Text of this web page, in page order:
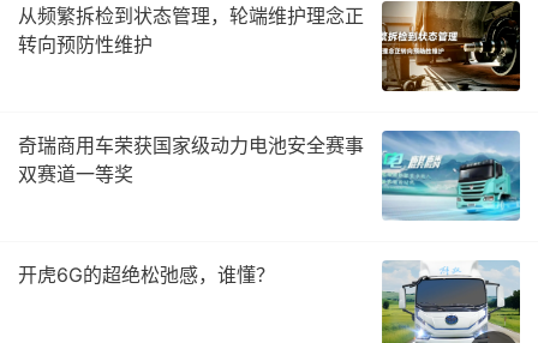
从频繁拆检到状态管理，轮端维护理念正
转向预防性维护
奇瑞商用车荣获国家级动力电池安全赛事
双赛道一等奖
开虎6G的超绝松弛感，谁懂？